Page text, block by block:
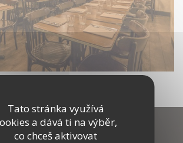
Tato stránka využívá
a dává ti na výběr,
co chceš aktivovat
naše menu